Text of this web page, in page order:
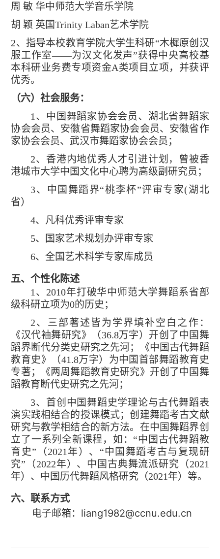
周 敏 华中师范大学音乐学院
胡 颖 英国Trinity Laban艺术学院
2、指导本校教育学院大学生科研“木樨原创汉
服工作室——为汉文化发声”获得中央高校基
本科研业务费专项资金A类项目立项，并获评
优秀。
（六）社会服务：
1 、 中国舞蹈家协会会员 、 湖北省舞蹈家
协会会员、 安徽省舞蹈家协会会员、 安徽省作
家协会会员、武汉市舞蹈家协会会员 ；
2、 香港内地优秀人才引进计划， 曾被香
港城市大学中国文化中心聘为高级副研究员 ；
3、中国舞蹈界“桃李杯”评审专家(湖北
省）
4、凡科优秀评审专家
5、国家艺术规划办评审专家
6、全国艺术科学专家库成员
五、个性化陈述
1 、 2010年打破华中师范大学舞蹈系省部
级科研立项为0的历史；
2、三部著述皆为学界填补空白之作：
《汉代袖舞研究》（36.8万字）开创了中国舞
蹈界断代分类史研究之先河；《中国古代舞蹈
教育史》（41.8万字）为中国首部舞蹈教育史
专著；《两周舞蹈教育史研究》开创了中国舞
蹈教育断代史研究之先河；
3、首创中国舞蹈史学理论与古代舞蹈表
演实践相结合的授课模式；创建舞蹈考古文献
研究与教学相结合的新方法。在中国舞蹈界创
立了一系列全新课程，如：“中国古代舞蹈教
育史”（2021 年）、“中国舞蹈考古与复现研
究”（2022年）、中国古典舞流派研究（2021
年）、中国历代舞蹈风格研究（2021年）等。
六、联系方式
电子邮箱： liang1982@ccnu.edu.cn